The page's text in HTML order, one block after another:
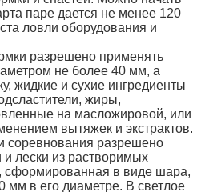
паре дается не менее 120
ловли оборудования и
разрешено применять
не более 40 мм, а
жидкие и сухие ингредиенты
жиры,
на масложировой, или
вытяжек и экстрактов.
соревнования разрешено
и лески из растворимых
сформированная в виде шара,
в его диаметре. В светлое